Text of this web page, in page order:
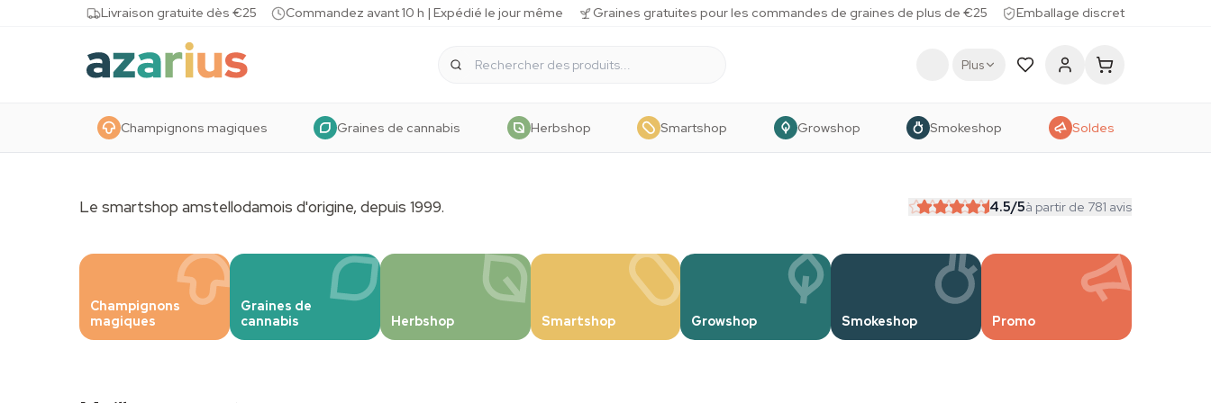
Skip to contentLivraison gratuite dès €25 Commandez avant 10 h | Expédié le jour même Graines gratuites pour les commandes de graines de plus de €25 Emballage discret
Plus
Champignons magiques Graines de cannabis Herbshop Smartshop Growshop Smokeshop Soldes
On met le 'Plaisir' dans
les Champignons
Le smartshop amstellodamois d'origine, depuis 1999. 4.5/5à partir de 781 avis
Champignons
magiques
Graines de
cannabis
Herbshop Smartshop Growshop Smokeshop Promo